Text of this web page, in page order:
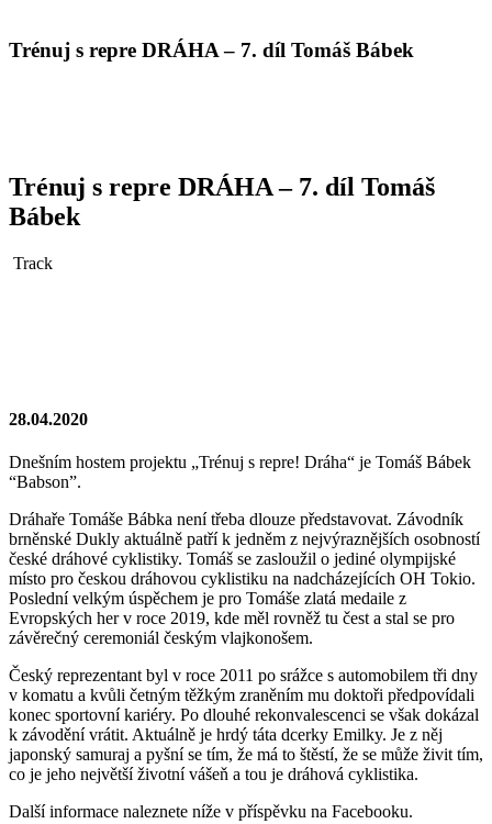
Trénuj s repre DRÁHA – 7. díl Tomáš Bábek
Trénuj s repre DRÁHA – 7. díl Tomáš
Bábek
Track
28.04.2020
Dnešním hostem projektu „Trénuj s repre! Dráha“ je Tomáš Bábek
“Babson”.
Dráhaře Tomáše Bábka není třeba dlouze představovat. Závodník
brněnské Dukly aktuálně patří k jedněm z nejvýraznějších osobností
české dráhové cyklistiky. Tomáš se zasloužil o jediné olympijské
místo pro českou dráhovou cyklistiku na nadcházejících OH Tokio.
Poslední velkým úspěchem je pro Tomáše zlatá medaile z
Evropských her v roce 2019, kde měl rovněž tu čest a stal se pro
závěrečný ceremoniál českým vlajkonošem.
Český reprezentant byl v roce 2011 po srážce s automobilem tři dny
v komatu a kvůli četným těžkým zraněním mu doktoři předpovídali
konec sportovní kariéry. Po dlouhé rekonvalescenci se však dokázal
k závodění vrátit. Aktuálně je hrdý táta dcerky Emilky. Je z něj
japonský samuraj a pyšní se tím, že má to štěstí, že se může živit tím,
co je jeho největší životní vášeň a tou je dráhová cyklistika.
Další informace naleznete níže v příspěvku na Facebooku.